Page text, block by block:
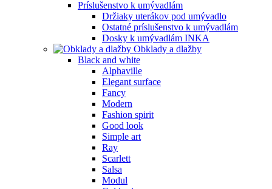
Príslušenstvo k umývadlám
Držiaky uterákov pod umývadlo
Ostatné príslušenstvo k umývadlám
Dosky k umývadlám INKA
Obklady a dlažby
Black and white
Alphaville
Elegant surface
Fancy
Modern
Fashion spirit
Good look
Simple art
Ray
Scarlett
Salsa
Modul